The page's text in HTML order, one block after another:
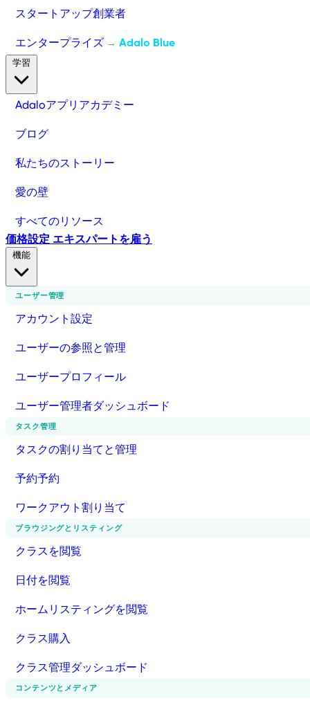
スタートアップ創業者
エンタープライズ → Adalo Blue
Adaloアプリアカデミー
ブログ
私たちのストーリー
愛の壁
すべてのリソース
価格設定 エキスパートを雇う
ユーザー管理
アカウント設定
ユーザーの参照と管理
ユーザープロフィール
ユーザー管理者ダッシュボード
タスク管理
タスクの割り当てと管理
予約予約
ワークアウト割り当て
ブラウジングとリスティング
クラスを閲覧
日付を閲覧
ホームリスティングを閲覧
クラス購入
クラス管理ダッシュボード
コンテンツとメディア